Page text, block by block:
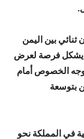
بين اليمن
يشكل فرصة لعرض
وجه الخصوص أمام
بتوسعة
في المملكة نحو